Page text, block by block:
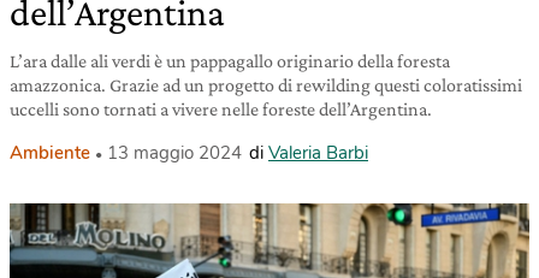
dell’Argentina
L’ara dalle ali verdi è un pappagallo originario della foresta
amazzonica. Grazie ad un progetto di rewilding questi coloratissimi
uccelli sono tornati a vivere nelle foreste dell’Argentina.
Ambiente 13 maggio 2024 di Valeria Barbi